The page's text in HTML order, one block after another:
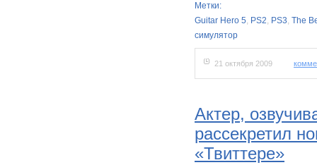
Метки:
Guitar Hero 5, PS2, PS3, The
симулятор
21 октября 2009
Актер,
рассекретил
«Твиттере»